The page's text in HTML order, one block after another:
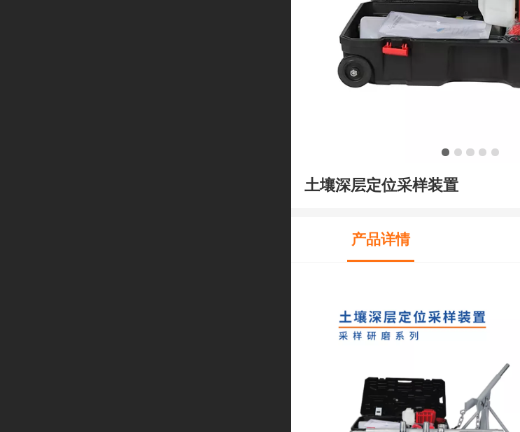
土壤深层定位采样装置
产品详情